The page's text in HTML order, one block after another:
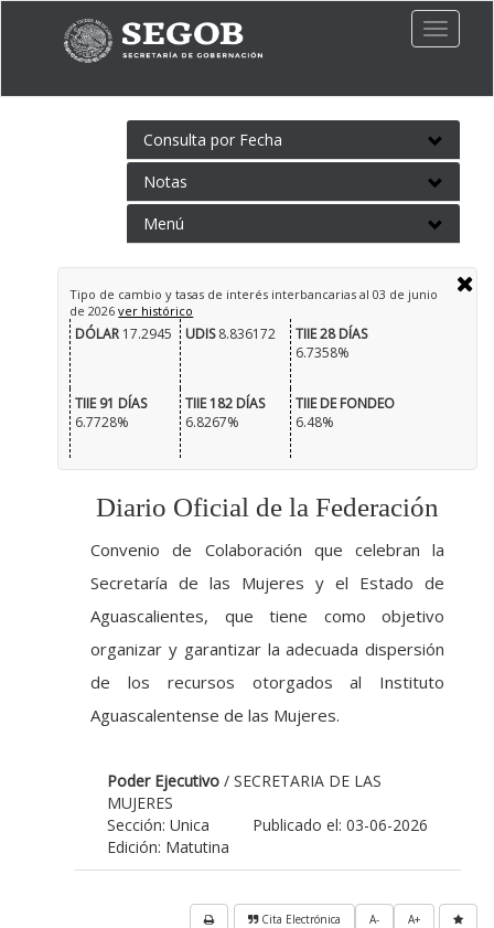
Toggle
Consulta por Fecha
Notas
Menú
Tipo de cambio y tasas de interés interbancarias al 03 de junio
de 2026ver histórico
DÓLAR17.2945 UDIS8.836172
TIIE 28 DÍAS
6.7358%
TIIE 91 DÍAS
6.7728%
TIIE 182 DÍAS
6.8267%
TIIE DE FONDEO
6.48%
Diario Oficial de la Federación
Convenio de Colaboración que celebran la
Secretaría de las Mujeres y el Estado de
Aguascalientes, que tiene como objetivo
organizar y garantizar la adecuada dispersión
de los recursos otorgados al Instituto
Aguascalentense de las Mujeres.
Poder Ejecutivo / SECRETARIA DE LAS
MUJERES
Publicado el: 03-06-2026
Sección: Unica
Edición: Matutina
A+
A-
Cita Electrónica